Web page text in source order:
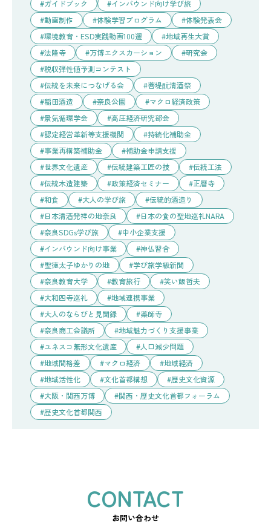
ガイドブック
インバウンド向け学び旅
動画制作
体験学習プログラム
体験発表会
環境教育・ESD実践動画100選
地域再生大賞
法隆寺
万博エクスカーション
研究会
税収弾性値予測コンテスト
伝統を未来につなげる会
菩堤酛清酒祭
稲田酒造
奈良公園
マクロ経済政策
景気循環学会
高圧経済研究部会
認定経営革新等支援機関
持続化補助金
事業再構築補助金
補助金申請支援
世界文化遺産
伝統建築工匠の技
伝統工法
伝統木造建築
政策経済セミナー
正暦寺
和食
大人の学び旅
伝統的酒造り
日本清酒発祥の地奈良
日本の食の聖地巡礼NARA
奈良SDGs学び旅
中小企業支援
インバウンド向け事業
神仏習合
聖徳太子ゆかりの地
学び旅学級新聞
奈良教育大学
教育旅行
笑い飯哲夫
大和四寺巡礼
地域連携事業
大人のならびと見聞録
薬師寺
奈良商工会議所
地域魅力づくり支援事業
ユネスコ無形文化遺産
人口減少問題
地域間格差
マクロ経済
地域経済
地域活性化
文化首都構想
歴史文化資源
大阪・関西万博
関西・歴史文化首都フォーラム
歴史文化首都関西
お問い合わせ